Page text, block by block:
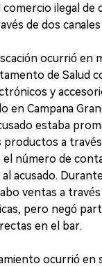
ilegal de
de dos
ocurrió en
de Salud
y
en Campana
estaba
a
el número de
al acusado.
ventas a
pero negó
en el bar.
ocurrió en